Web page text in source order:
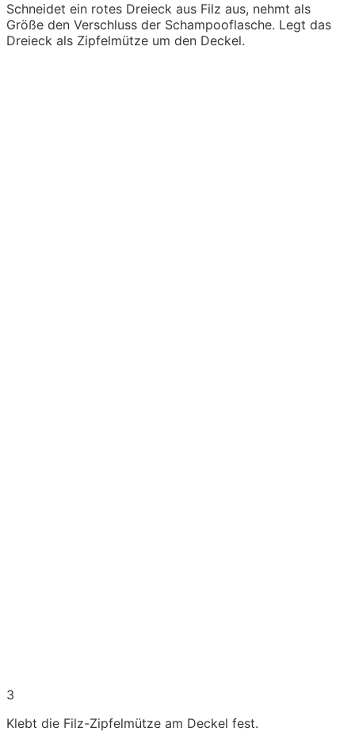
Schneidet ein rotes Dreieck aus Filz aus, nehmt als
Größe den Verschluss der Schampooflasche. Legt das
Dreieck als Zipfelmütze um den Deckel.
3
Klebt die Filz-Zipfelmütze am Deckel fest.